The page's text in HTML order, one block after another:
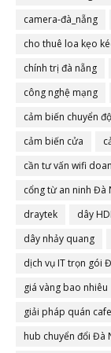
camera-đà_nẵng
cho thuê loa kẹo
chính trị đà nẵng
công nghệ mạng
cảm biến chuyển
cảm biến cửa
cần tư vấn wifi
cổng từ an ninh Đà
draytek
dây
dây nhảy quang
dịch vụ IT trọn gói
giá vàng bao nhiêu
giải pháp quán cafe
hub chuyển đổi Đà